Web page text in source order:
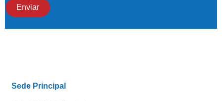
Sede Principal